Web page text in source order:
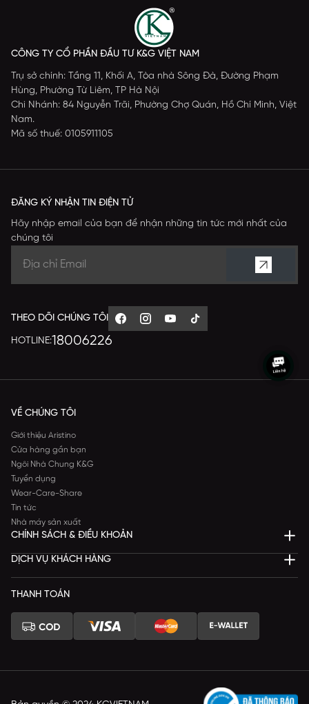
CÔNG TY CỔ PHẦN ĐẦU TƯ K&G VIỆT NAM
Trụ sở chính: Tầng 11, Khối A, Tòa nhà Sông Đà, Đường Phạm
Hùng, Phường Từ Liêm, TP Hà Nội
Chi Nhánh: 84 Nguyễn Trãi, Phường Chợ Quán, Hồ Chí Minh, Việt
Nam.
Mã số thuế: 0105911105
ĐĂNG KÝ NHẬN TIN ĐIỆN TỬ
Hãy nhập email của bạn để nhận những tin tức mới nhất của
chúng tôi
THEO DÕI CHÚNG TÔI
HOTLINE:18006226
VỀ CHÚNG TÔI
Giới thiệu Aristino
Cửa hàng gần bạn
Ngôi Nhà Chung K&G
Tuyển dụng
Wear-Care-Share
Tin tức
Nhà máy sản xuất
CHÍNH SÁCH & ĐIỀU KHOẢN
DỊCH VỤ KHÁCH HÀNG
THANH TOÁN